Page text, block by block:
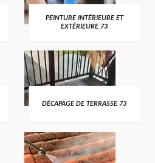
PEINTURE INTÉRIEURE ET
EXTÉRIEURE 73
DÉCAPAGE DE TERRASSE 73